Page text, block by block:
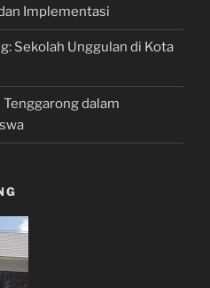
Implementasi
Sekolah Unggulan di Kota
Tenggarong dalam